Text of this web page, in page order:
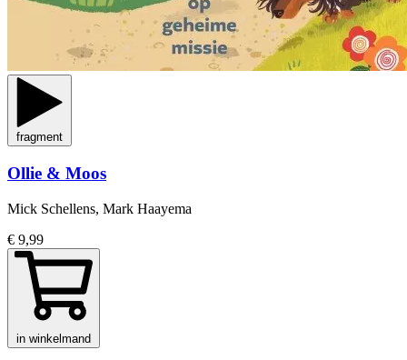
fragment
Ollie & Moos
Mick Schellens, Mark Haayema
€ 9,99
in winkelmand